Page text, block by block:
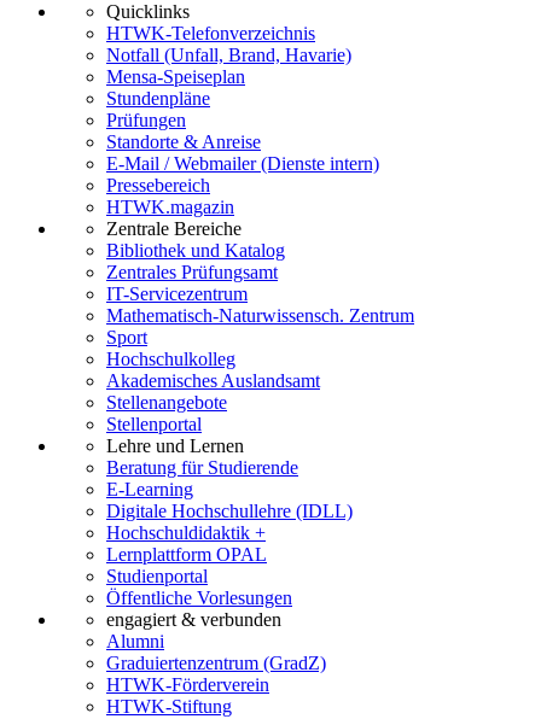
Quicklinks
HTWK-Telefonverzeichnis
Notfall (Unfall, Brand, Havarie)
Mensa-Speiseplan
Stundenpläne
Prüfungen
Standorte & Anreise
E-Mail / Webmailer (Dienste intern)
Pressebereich
HTWK.magazin
Zentrale Bereiche
Bibliothek und Katalog
Zentrales Prüfungsamt
IT-Servicezentrum
Mathematisch-Naturwissensch. Zentrum
Sport
Hochschulkolleg
Akademisches Auslandsamt
Stellenangebote
Stellenportal
Lehre und Lernen
Beratung für Studierende
E-Learning
Digitale Hochschullehre (IDLL)
Hochschuldidaktik +
Lernplattform OPAL
Studienportal
Öffentliche Vorlesungen
engagiert & verbunden
Alumni
Graduiertenzentrum (GradZ)
HTWK-Förderverein
HTWK-Stiftung